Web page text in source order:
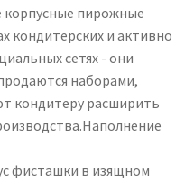
пирожные
кондитерских и активно
сетях - они
наборами,
кондитеру расширить
фисташки в изящном